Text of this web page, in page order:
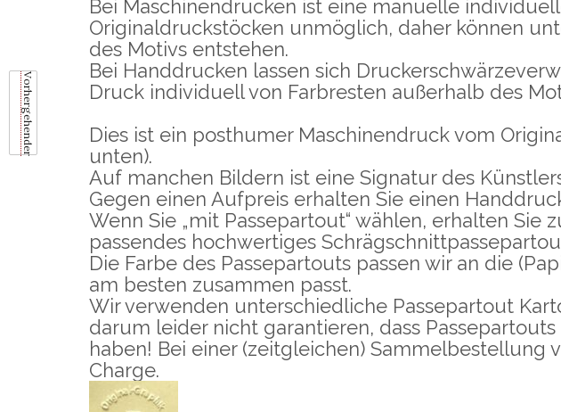
Vorhergehender
Bei Maschinendrucken ist eine manuelle
Originaldruckstöcken unmöglich, daher können
des Motivs entstehen.
Bei Handdrucken lassen sich
Druck individuell von Farbresten außerhalb des
Dies ist ein posthumer Maschinendruck vom
unten).
Auf manchen Bildern ist eine Signatur des
Gegen einen Aufpreis erhalten Sie einen
Wenn Sie „mit Passepartout“ wählen, erhalten
passendes hochwertiges
Die Farbe des Passepartouts passen wir an die
am besten zusammen passt.
Wir verwenden unterschiedliche Passepartout
darum leider nicht garantieren, dass
haben! Bei einer (zeitgleichen) Sammelbestellung
Charge.